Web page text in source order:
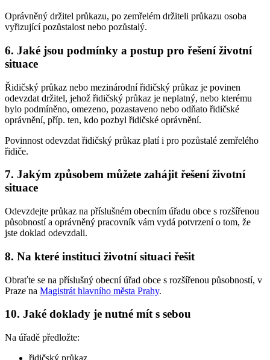
Oprávněný držitel průkazu, po zemřelém držiteli průkazu osoba
vyřizující pozůstalost nebo pozůstalý.
6. Jaké jsou podmínky a postup pro řešení životní
situace
Řidičský průkaz nebo mezinárodní řidičský průkaz je povinen
odevzdat držitel, jehož řidičský průkaz je neplatný, nebo kterému
bylo podmíněno, omezeno, pozastaveno nebo odňato řidičské
oprávnění, příp. ten, kdo pozbyl řidičské oprávnění.
Povinnost odevzdat řidičský průkaz platí i pro pozůstalé zemřelého
řidiče.
7. Jakým způsobem můžete zahájit řešení životní
situace
Odevzdejte průkaz na příslušném obecním úřadu obce s rozšířenou
působností a oprávněný pracovník vám vydá potvrzení o tom, že
jste doklad odevzdali.
8. Na které instituci životní situaci řešit
Obraťte se na příslušný obecní úřad obce s rozšířenou působností, v
Praze na Magistrát hlavního města Prahy.
10. Jaké doklady je nutné mít s sebou
Na úřadě předložte:
řidičský průkaz,